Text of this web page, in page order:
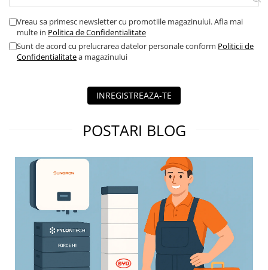
Tablou metalic
Tablou organizare santier echipat
Tablou organizare santier necablat
Tub flexibil
Aparate de masura si comanda
Blocuri de masura si protectie
Buton ciuperca
Contactoare
Contactor industrial
Contactor modular
Descarcatoare
Vreau sa primesc newsletter cu promotiile magazinului. Afla mai
multe in Politica de Confidentialitate
Sunt de acord cu prelucrarea datelor personale conform Politicii de
Confidentialitatea magazinului
INREGISTREAZA-TE
POSTARI BLOG